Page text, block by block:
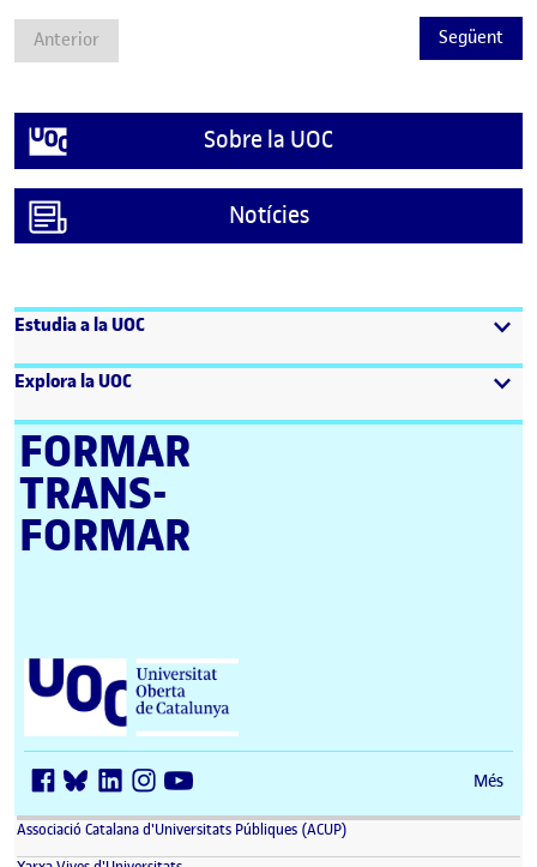
Anterior Següent
Sobre la UOC
Notícies
Estudia a la UOC
Explora la UOC
FORMAR
TRANS­
FORMAR
Universitat Oberta de Catalunya (UOC)
Més
Associació Catalana d'Universitats Públiques (ACUP)